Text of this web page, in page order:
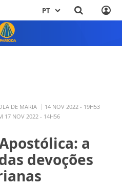
PT
DE MARIA
14 NOV 2022 - 19H53
17 NOV 2022 - 14H56
a
devoções